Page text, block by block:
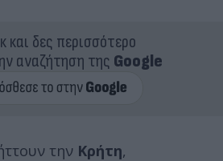
και δες περισσότερο
αναζήτηση της Google
την Κρήτη,